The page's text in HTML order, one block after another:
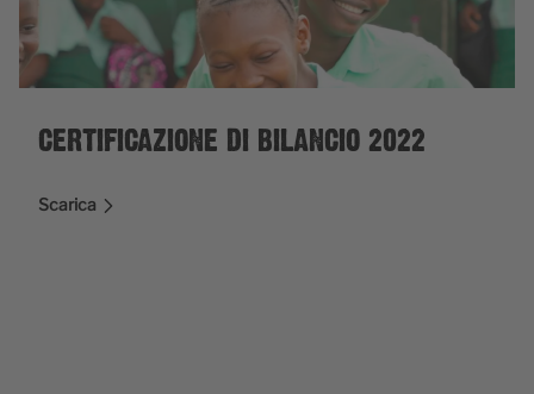
CERTIFICAZIONE DI BILANCIO 2022
Scarica